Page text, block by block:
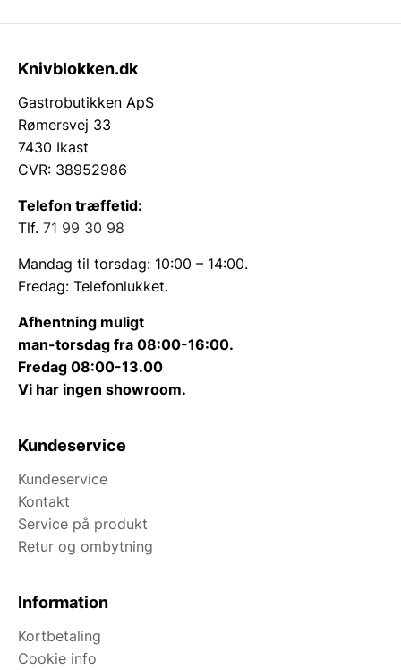
Knivblokken.dk
Gastrobutikken ApS
Rømersvej 33
7430 Ikast
CVR: 38952986
Telefon træffetid:
Tlf. 71 99 30 98
Mandag til torsdag: 10:00 – 14:00.
Fredag: Telefonlukket.
Afhentning muligt
man-torsdag fra 08:00-16:00.
Fredag 08:00-13.00
Vi har ingen showroom.
Kundeservice
Kundeservice
Kontakt
Service på produkt
Retur og ombytning
Information
Kortbetaling
Cookie info